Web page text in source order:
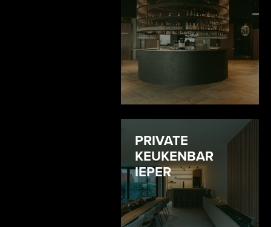
PRIVATE
KEUKENBAR
IEPER